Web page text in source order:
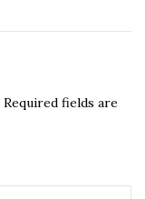
Required fields are